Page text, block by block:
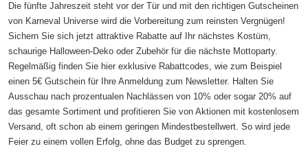
Die fünfte Jahreszeit steht vor der Tür und mit den richtigen Gutscheinen
von Karneval Universe wird die Vorbereitung zum reinsten Vergnügen!
Sichern Sie sich jetzt attraktive Rabatte auf Ihr nächstes Kostüm,
schaurige Halloween-Deko oder Zubehör für die nächste Mottoparty.
Regelmäßig finden Sie hier exklusive Rabattcodes, wie zum Beispiel
einen 5€ Gutschein für Ihre Anmeldung zum Newsletter. Halten Sie
Ausschau nach prozentualen Nachlässen von 10% oder sogar 20% auf
das gesamte Sortiment und profitieren Sie von Aktionen mit kostenlosem
Versand, oft schon ab einem geringen Mindestbestellwert. So wird jede
Feier zu einem vollen Erfolg, ohne das Budget zu sprengen.